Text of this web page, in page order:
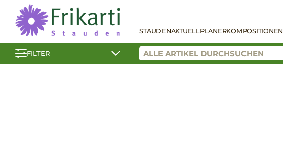
STAUDENAKTUELLPLANERKOMPOSITIONEN
FILTER